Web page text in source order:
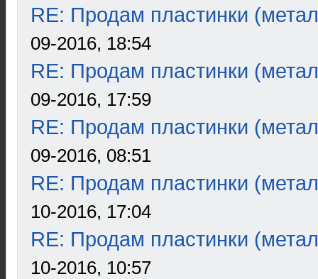
RE: Продам пластинки
09-2016, 18:54
RE: Продам пластинки
09-2016, 17:59
RE: Продам пластинки
09-2016, 08:51
RE: Продам пластинки
10-2016, 17:04
RE: Продам пластинки
10-2016, 10:57